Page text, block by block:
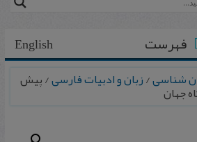
English فهرست
شناسی/زبان و ادبیات فارسی/ پیش
جهان